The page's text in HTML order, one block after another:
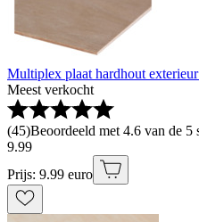
Multiplex plaat hardhout
Meest verkocht
(45)Beoordeeld met 4.6 van de 5
9.99
Prijs: 9.99 euro